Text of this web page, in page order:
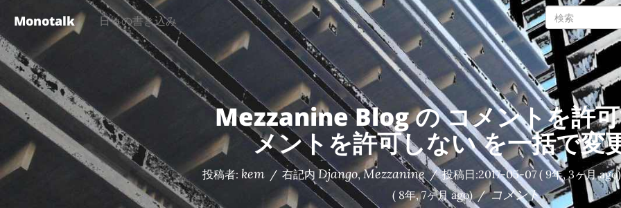
Monotalk 日々の書き込み
Mezzanine Blog の コメントを許
メントを許可しない を一括で変
投稿者: kem / 右記内Django,Mezzanine / 投稿日:2017-05-07 ( 9年, 3ヶ月 ago)
( 8年, 7ヶ月 ago) / コメント